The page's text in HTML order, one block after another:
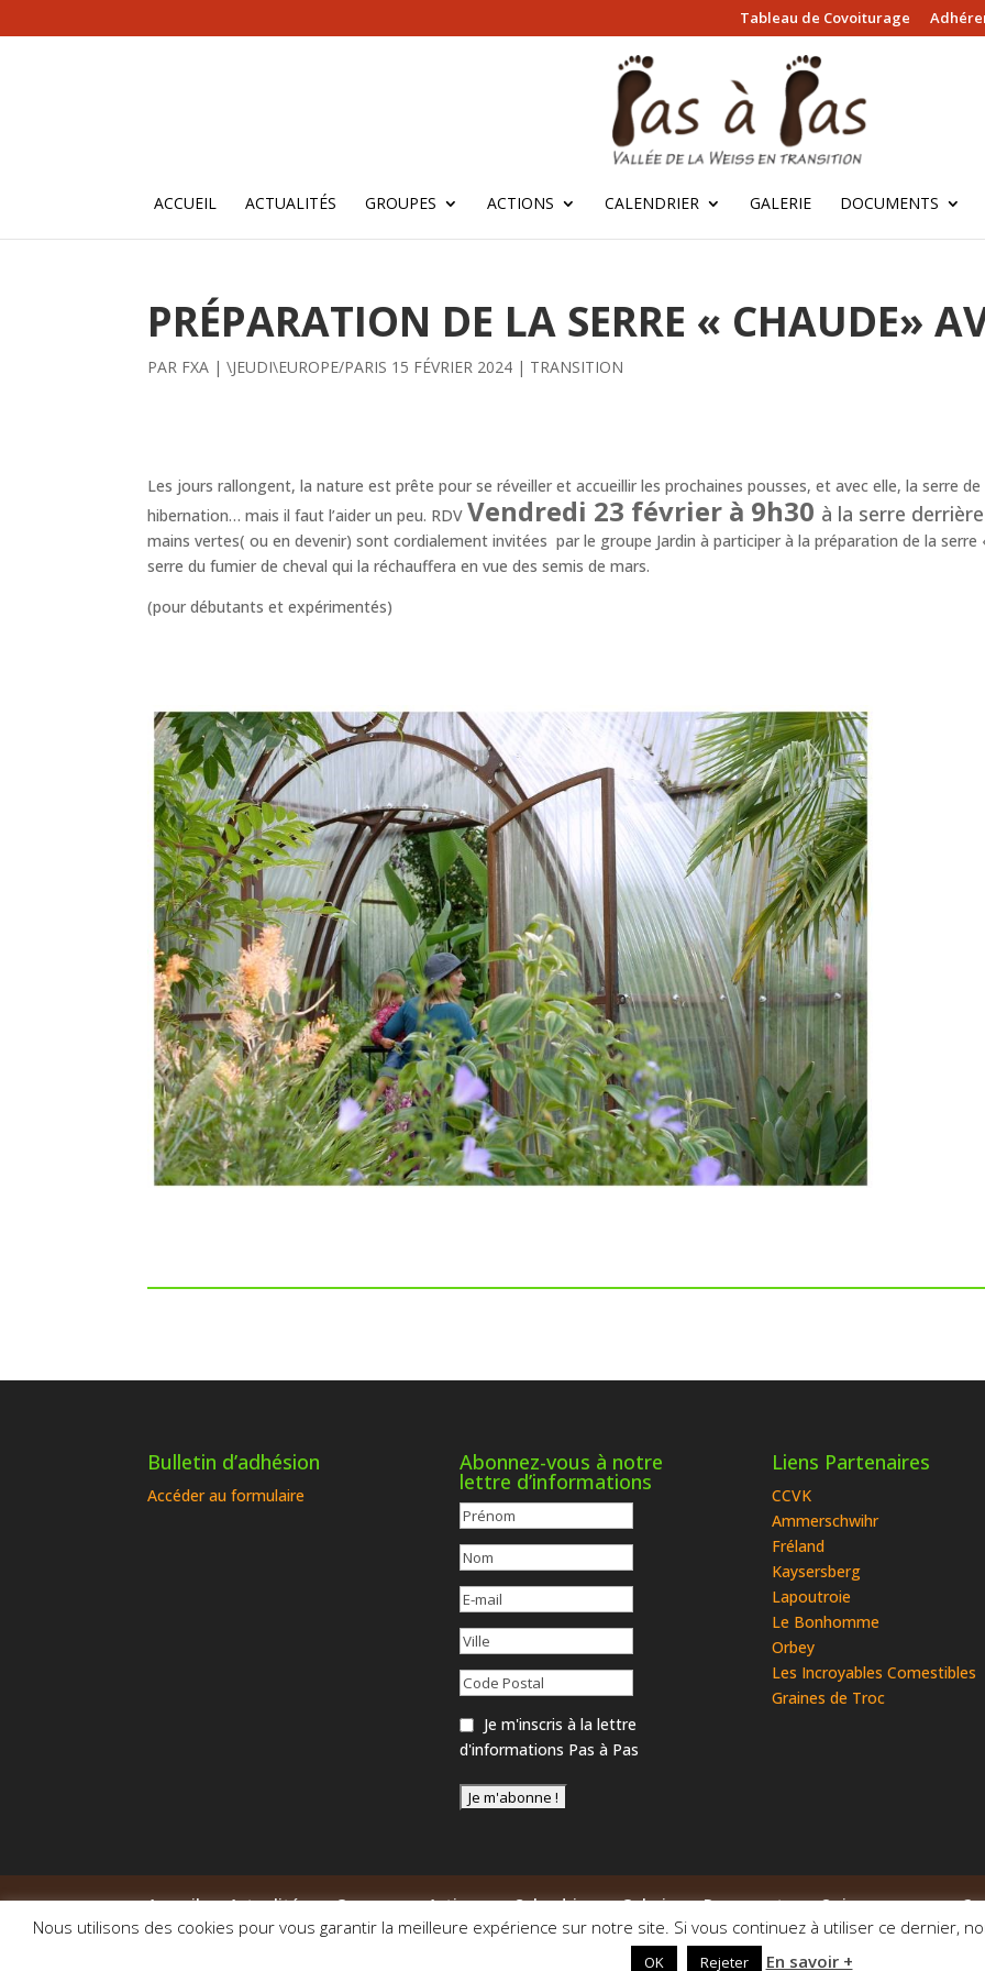
Tableau de Covoiturage
ACCUEIL ACTUALITÉS GROUPES ACTIONS CALENDRIER GALERIE DOCUMENTS
PRÉPARATION DE LA SERRE « CHAUDE»
PAR FXA |\JEUDI\EUROPE/PARIS 15 FÉVRIER 2024 | TRANSITION
Les jours rallongent, la nature est prête pour se réveiller et accueillir les prochaines pousses, et avec elle, la serre
hibernation… mais il faut l’aider un peu. RDV Vendredi 23 février à 9h30 à la serre
mains vertes( ou en devenir) sont cordialement invitées par le groupe Jardin à participer à la préparation de la serre
serre du fumier de cheval qui la réchauffera en vue des semis de mars.
(pour débutants et expérimentés)
Bulletin d’adhésion
Accéder au formulaire
Abonnez-vous à notre
lettre d’informations
Je m'inscris à la lettre
d'informations Pas à Pas
Liens Partenaires
CCVK
Ammerschwihr
Fréland
Kaysersberg
Lapoutroie
Le Bonhomme
Orbey
Les Incroyables Comestibles
Graines de Troc
Accueil Actualités Groupes Actions Calendrier Galerie Documents Qui sommes-nous ?
© 2014-2026 Association Pas à Pas - Vallée de la Weiss en Transition | Webdesignl'Alphagraphe
Nous utilisons des cookies pour vous garantir la meilleure expérience sur notre site. Si vous continuez à utiliser ce dernier,
OK Rejeter En savoir +